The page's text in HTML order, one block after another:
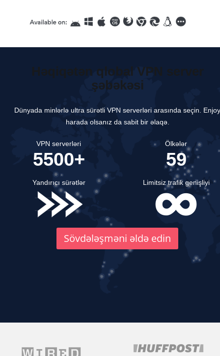
Həqiqətən qlobal VPN server
şəbəkəsi
Dünyada minlərlə ultra sürətli VPN serverləri arasında seçin. Enjoy
harada olsanız da sabit bir əlaqə.
VPN serverləri
5500+
Ölkələr
59
Yandırıcı sürətlər Limitsiz trafik genişliyi
Sövdələşməni əldə edin